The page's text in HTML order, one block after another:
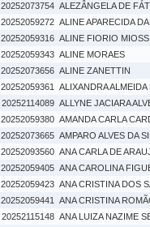
20252073754 ALEZÂNGELA DE
20252059272 ALINE APARECIDA
20252059316 ALINE FIORIO
20252059343 ALINE MORAES
20252073656 ALINE ZANETTIN
20252059361
ALIXANDRA
20252114089 ALLYNE JACIARA
20252059380 AMANDA CARLA
20252073665 AMPARO ALVES DA
20252093560 ANA CARLA DE
20252059405 ANA CAROLINA
20252059423 ANA CRISTINA DOS
20252059441
ANA CRISTINA
20252115148 ANA LUIZA NAZIME